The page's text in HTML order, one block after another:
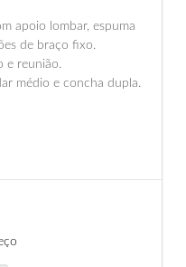
apoio lombar, espuma
de braço fixo.
e reunião.
médio e concha dupla.